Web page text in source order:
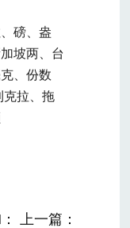
磅、盎
坡两、台
、份数
克拉、拖
上一篇：